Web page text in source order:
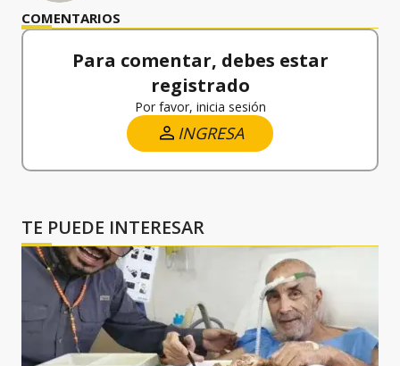
COMENTARIOS
Para comentar, debes estar
registrado
Por favor, inicia sesión
INGRESA
TE PUEDE INTERESAR